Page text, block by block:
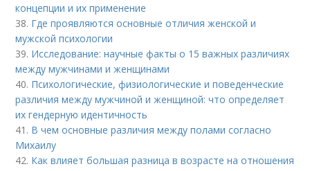
концепции и их применение
38. Где проявляются основные отличия женской и
мужской психологии
39. Исследование: научные факты о 15 важных различиях
между мужчинами и женщинами
40. Психологические, физиологические и поведенческие
различия между мужчиной и женщиной: что определяет
их гендерную идентичность
41. В чем основные различия между полами согласно
Михаилу
42. Как влияет большая разница в возрасте на отношения